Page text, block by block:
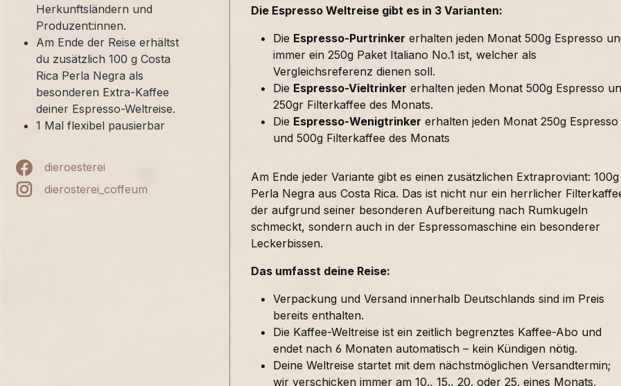
Herkunftsländern und
Produzent:innen.
Am Ende der Reise erhältst
du zusätzlich 100 g Costa
Rica Perla Negra als
besonderen Extra-Kaffee
deiner Espresso-Weltreise.
1 Mal flexibel pausierbar
dieroesterei
dierosterei_coffeum
Die Espresso Weltreise gibt es in 3 Varianten:
Die Espresso-Purtrinker erhalten jeden Monat 500g Espresso
immer ein 250g Paket Italiano No.1 ist, welcher als
Vergleichsreferenz dienen soll.
Die Espresso-Vieltrinker erhalten jeden Monat 500g Espresso
250gr Filterkaffee des Monats.
Die Espresso-Wenigtrinker erhalten jeden Monat 250g Espresso
und 500g Filterkaffee des Monats
Am Ende jeder Variante gibt es einen zusätzlichen Extraproviant: 100g
Perla Negra aus Costa Rica. Das ist nicht nur ein herrlicher
der aufgrund seiner besonderen Aufbereitung nach Rumkugeln
schmeckt, sondern auch in der Espressomaschine ein besonderer
Leckerbissen.
Das umfasst deine Reise:
Verpackung und Versand innerhalb Deutschlands sind im Preis
bereits enthalten.
Die Kaffee-Weltreise ist ein zeitlich begrenztes Kaffee-Abo und
endet nach 6 Monaten automatisch – kein Kündigen nötig.
Deine Weltreise startet mit dem nächstmöglichen Versandtermin;
wir verschicken immer am 10., 15., 20. oder 25. eines Monats,